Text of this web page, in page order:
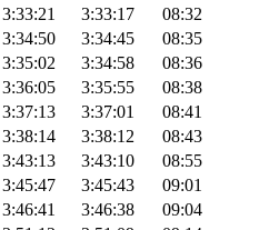
3:33:21 3:33:17 08:32
3:34:50 3:34:45
08:35
3:35:02 3:34:58 08:36
3:36:05 3:35:55
08:38
3:37:13 3:37:01 08:41
3:38:14 3:38:12 08:43
3:43:13 3:43:10 08:55
3:45:47 3:45:43 09:01
3:46:41 3:46:38 09:04